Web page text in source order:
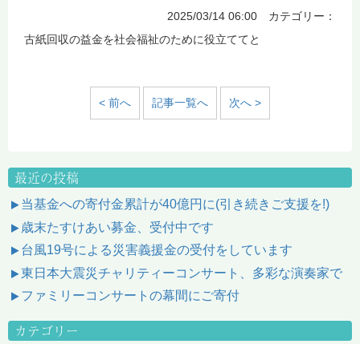
2025/03/14 06:00 カテゴリー：
古紙回収の益金を社会福祉のために役立ててと
< 前へ 記事一覧へ 次へ >
最近の投稿
当基金への寄付金累計が40億円に(引き続きご支援を!)
歳末たすけあい募金、受付中です
台風19号による災害義援金の受付をしています
東日本大震災チャリティーコンサート、多彩な演奏家で
ファミリーコンサートの幕間にご寄付
カテゴリー